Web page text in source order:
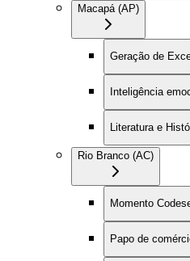
Macapá (AP)
Geração de
Inteligência
Literatura e
Rio Branco (AC)
Momento
Papo de